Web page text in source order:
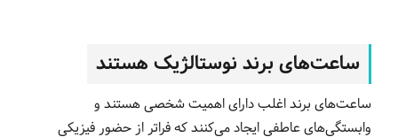
ساعت‌های برند نوستالژیک هستند
ساعت‌های برند اغلب دارای اهمیت شخصی هستند و
وابستگی‌های عاطفی ایجاد می‌کنند که فراتر از حضور فیزیکی